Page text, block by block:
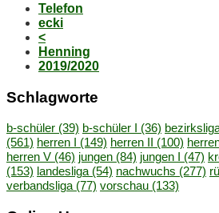
Telefon
ecki
<
Henning
2019/2020
Schlag­wor­te
b-schüler (39) b-schüler I (36)
(561) herren I (149) herren II (100) herren
herren V (46) jungen (84) jungen I (47)
(153) landesliga(54) nachwuchs (277)
verbandsliga(77) vorschau (133)